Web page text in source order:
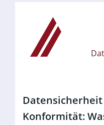
Datensicherheit
Konformität: